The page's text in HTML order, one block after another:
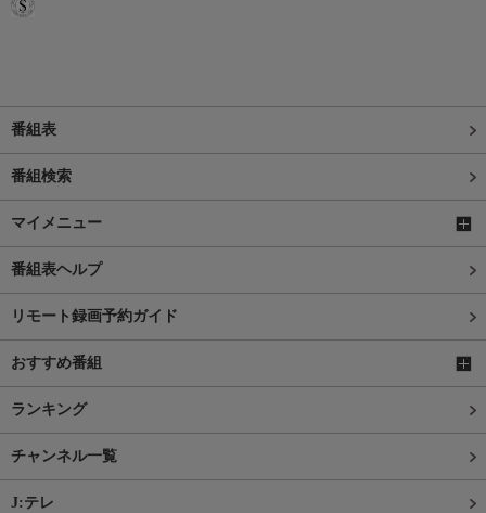
番組表
番組検索
マイメニュー
番組表ヘルプ
リモート録画予約ガイド
おすすめ番組
ランキング
チャンネル一覧
J:テレ